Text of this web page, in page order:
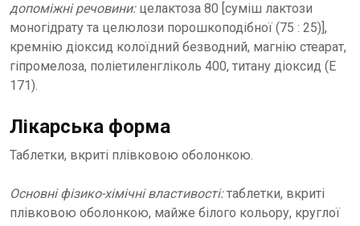
допоміжні речовини:целактоза 80 [суміш лактози
моногідрату та целюлози порошкоподібної (75 : 25)],
кремнію діоксид колоїдний безводний, магнію стеарат,
гіпромелоза, поліетиленгліколь 400, титану діоксид (Е
171).
Лікарська форма
Таблетки, вкриті плівковою оболонкою.
Основні фізико-хімічні властивості:таблетки, вкриті
плівковою оболонкою, майже білого кольору, круглої